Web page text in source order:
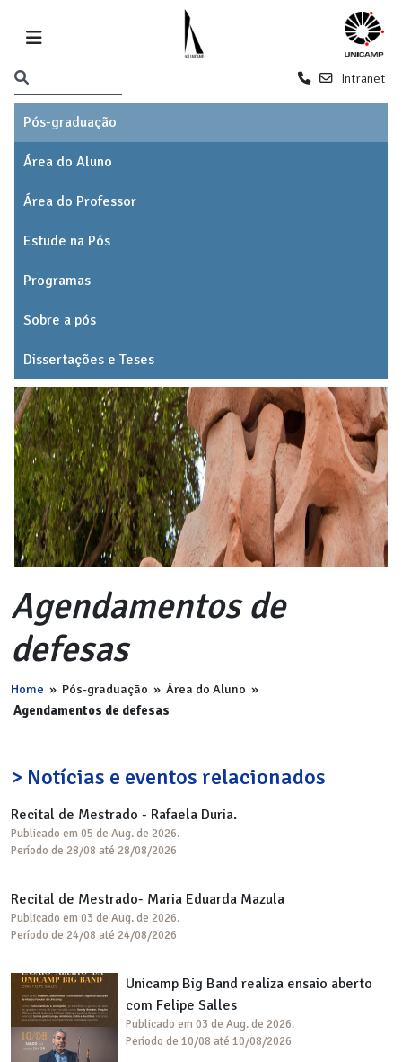
Intranet
Pós-graduação
Área do Aluno
Área do Professor
Estude na Pós
Programas
Sobre a pós
Dissertações e Teses
Agendamentos de
defesas
Home » Pós-graduação » Área do Aluno »
Agendamentos de defesas
> Notícias e eventos relacionados
Recital de Mestrado - Rafaela Duria.
Publicado em 05 de Aug. de 2026.
Período de 28/08 até 28/08/2026
Recital de Mestrado- Maria Eduarda Mazula
Publicado em 03 de Aug. de 2026.
Período de 24/08 até 24/08/2026
Unicamp Big Band realiza ensaio aberto
com Felipe Salles
Publicado em 03 de Aug. de 2026.
Período de 10/08 até 10/08/2026